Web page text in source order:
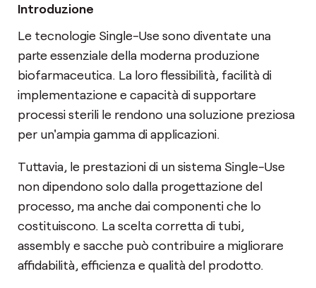
Introduzione
Le tecnologie Single-Use sono diventate una
parte essenziale della moderna produzione
biofarmaceutica. La loro flessibilità, facilità di
implementazione e capacità di supportare
processi sterili le rendono una soluzione preziosa
per un'ampia gamma di applicazioni.
Tuttavia, le prestazioni di un sistema Single-Use
non dipendono solo dalla progettazione del
processo, ma anche dai componenti che lo
costituiscono. La scelta corretta di tubi,
assembly e sacche può contribuire a migliorare
affidabilità, efficienza e qualità del prodotto.